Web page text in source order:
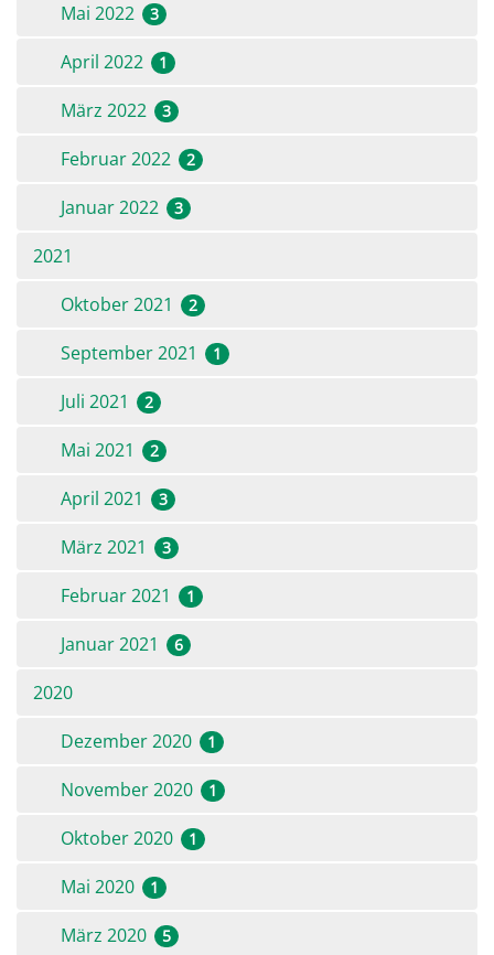
Mai 2022 3
April 2022 1
März 2022 3
Februar 2022 2
Januar 2022 3
2021
Oktober 2021
2
September 2021 1
Juli 2021 2
Mai 2021 2
April 2021 3
März 2021 3
Februar 2021 1
Januar 2021 6
2020
Dezember 2020
1
November 2020 1
Oktober 2020 1
Mai 2020 1
März 2020 5